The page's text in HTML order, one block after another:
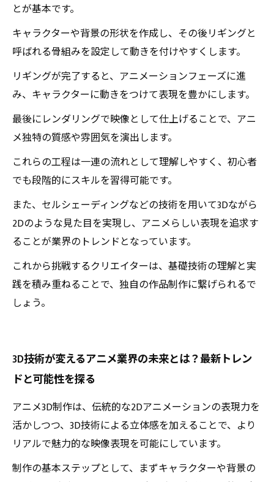
とが基本です。
キャラクターや背景の形状を作成し、その後リギングと
呼ばれる骨組みを設定して動きを付けやすくします。
リギングが完了すると、アニメーションフェーズに進
み、キャラクターに動きをつけて表現を豊かにします。
最後にレンダリングで映像として仕上げることで、アニ
メ独特の質感や雰囲気を演出します。
これらの工程は一連の流れとして理解しやすく、初心者
でも段階的にスキルを習得可能です。
また、セルシェーディングなどの技術を用いて3Dながら
2Dのような見た目を実現し、アニメらしい表現を追求す
ることが業界のトレンドとなっています。
これから挑戦するクリエイターは、基礎技術の理解と実
践を積み重ねることで、独自の作品制作に繋げられるで
しょう。
3D技術が変えるアニメ業界の未来とは？最新トレン
ドと可能性を探る
アニメ3D制作は、伝統的な2Dアニメーションの表現力を
活かしつつ、3D技術による立体感を加えることで、より
リアルで魅力的な映像表現を可能にしています。
制作の基本ステップとして、まずキャラクターや背景の